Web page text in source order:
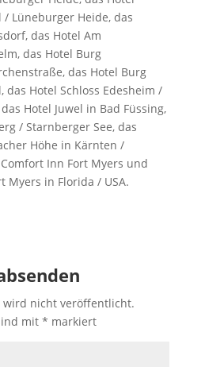
/ Lüneburger Heide, das
das Hotel Am
das Hotel Burg
das Hotel Burg
das Hotel Schloss Edesheim /
Hotel Juwel in Bad Füssing,
/ Starnberger See, das
Höhe in Kärnten /
Inn Fort Myers und
Myers in Florida / USA.
wird nicht veröffentlicht.
mit * markiert